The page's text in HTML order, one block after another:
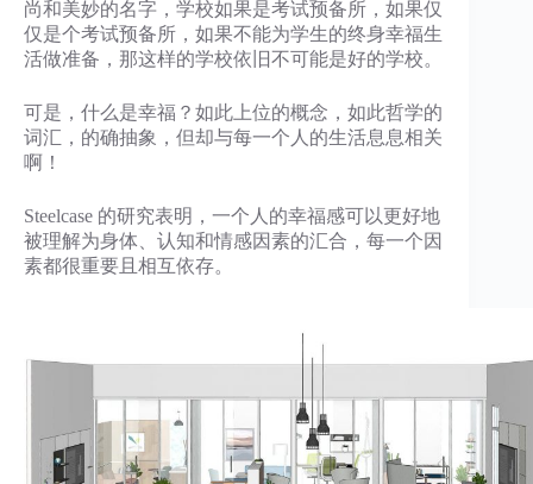
尚和美妙的名字，学校如果是考试预备所，如果仅
仅是个考试预备所，如果不能为学生的终身幸福生
活做准备，那这样的学校依旧不可能是好的学校。
可是，什么是幸福？如此上位的概念，如此哲学的
词汇，的确抽象，但却与每一个人的生活息息相关
啊！
Steelcase 的研究表明，⼀个⼈的幸福感可以更好地
被理解为⾝体、认知和情感因素的汇合，每⼀个因
素都很重要且相互依存。